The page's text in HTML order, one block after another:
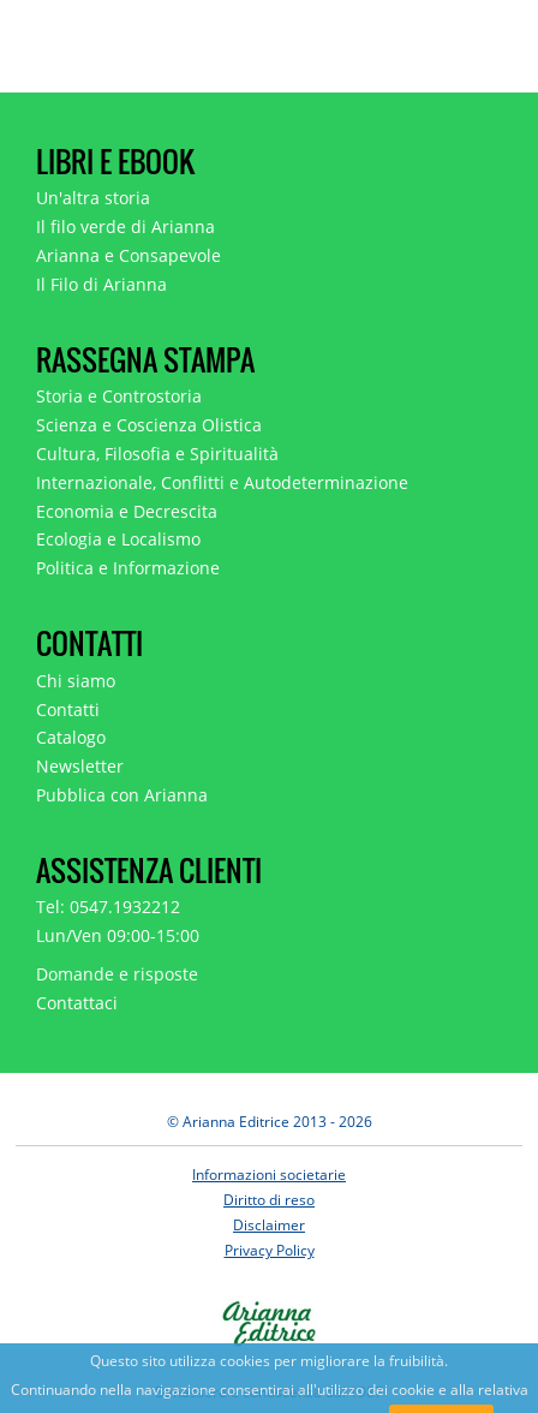
Questo sito utilizza cookies per migliorare la fruibilità.
Continuando nella navigazione consentirai all'utilizzo dei cookie e alla relativa
LIBRI E EBOOK
Un'altra storia
Il filo verde di Arianna
Arianna e Consapevole
Il Filo di Arianna
RASSEGNA STAMPA
Storia e Controstoria
Scienza e Coscienza Olistica
Cultura, Filosofia e Spiritualità
Internazionale, Conflitti e Autodeterminazione
Economia e Decrescita
Ecologia e Localismo
Politica e Informazione
CONTATTI
Chi siamo
Contatti
Catalogo
Newsletter
Pubblica con Arianna
ASSISTENZA CLIENTI
Tel: 0547.1932212
Lun/Ven 09:00-15:00
Domande e risposte
Contattaci
© Arianna Editrice 2013 - 2026
Informazioni societarie
Diritto di reso
Disclaimer
Privacy Policy
Benessere e conoscenza dal 1987